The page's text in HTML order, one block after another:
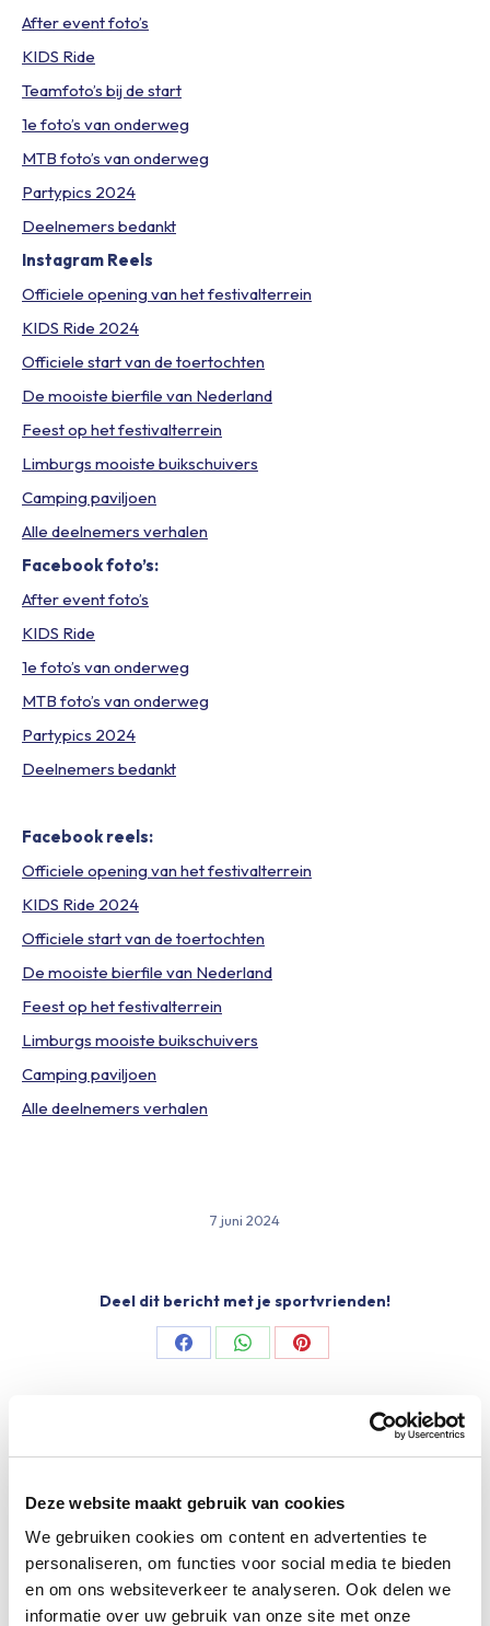
Deze website maakt gebruik van cookies
We gebruiken cookies om content en advertenties te
personaliseren, om functies voor social media te bieden
en om ons websiteverkeer te analyseren. Ook delen we
informatie over uw gebruik van onze site met onze
After event foto’s
KIDS Ride
Teamfoto’s bij de start
1e foto’s van onderweg
MTB foto’s van onderweg
Partypics 2024
Deelnemers bedankt
Instagram Reels
Officiele opening van het festivalterrein
KIDS Ride 2024
Officiele start van de toertochten
De mooiste bierfile van Nederland
Feest op het festivalterrein
Limburgs mooiste buikschuivers
Camping paviljoen
Alle deelnemers verhalen
Facebook foto’s:
After event foto’s
KIDS Ride
1e foto’s van onderweg
MTB foto’s van onderweg
Partypics 2024
Deelnemers bedankt
Facebook reels:
Officiele opening van het festivalterrein
KIDS Ride 2024
Officiele start van de toertochten
De mooiste bierfile van Nederland
Feest op het festivalterrein
Limburgs mooiste buikschuivers
Camping paviljoen
Alle deelnemers verhalen
7 juni 2024
Deel dit bericht met je sportvrienden!
Share
Share
Share
Maar liefst €88.049,- opgehaald voor het
KWF
12 juni 2026